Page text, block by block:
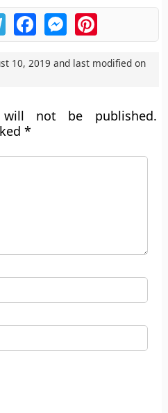
TelegramFacebookMessengerPinterest
10, 2019 and last modified on
not be published.
*